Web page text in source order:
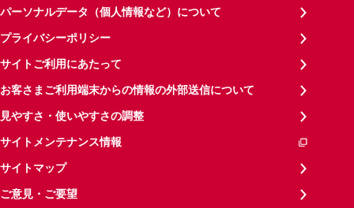
パーソナルデータ（個人情報など）について
プライバシーポリシー
サイトご利用にあたって
お客さまご利用端末からの情報の外部送信について
見やすさ・使いやすさの調整
サイトメンテナンス情報
サイトマップ
ご意見・ご要望